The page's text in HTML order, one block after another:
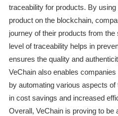
traceability for products. By
product on the blockchain,
journey of their products from
level of traceability helps in
ensures the quality and
VeChain also enables
by automating various aspects
in cost savings and increased
Overall, VeChain is proving to be